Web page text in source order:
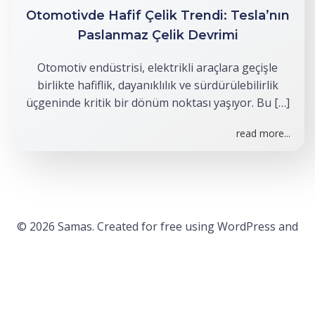
Otomotivde Hafif Çelik Trendi: Tesla’nın
Paslanmaz Çelik Devrimi
Otomotiv endüstrisi, elektrikli araçlara geçişle
birlikte hafiflik, dayanıklılık ve sürdürülebilirlik
üçgeninde kritik bir dönüm noktası yaşıyor. Bu […]
read more...
© 2026 Samas. Created for free using WordPress and